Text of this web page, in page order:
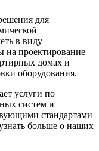
для
в виду
на проектирование
домах и
оборудования.
услуги по
систем и
стандартами
больше о наших